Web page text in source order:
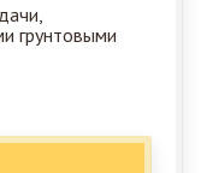
грунтовыми